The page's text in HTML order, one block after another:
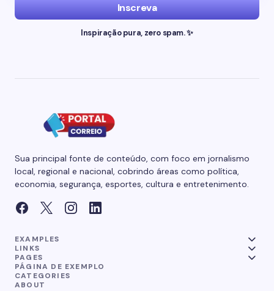
Inscreva
Inspiração pura, zero spam. ✨
Sua principal fonte de conteúdo, com foco em jornalismo
local, regional e nacional, cobrindo áreas como política,
economia, segurança, esportes, cultura e entretenimento.
EXAMPLES
LINKS
PAGES
PÁGINA DE EXEMPLO
CATEGORIES
ABOUT